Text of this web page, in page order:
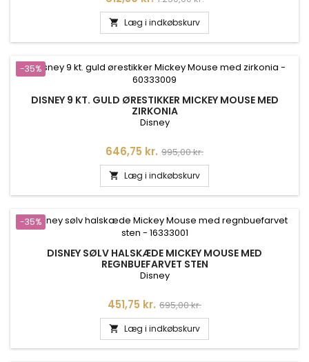
 Læg i indkøbskurv
-35%
DISNEY 9 KT. GULD ØRESTIKKER MICKEY MOUSE MED
ZIRKONIA
Disney
Pris
646,75 kr. Normalpris
995,00 kr.
 Læg i indkøbskurv
-35%
DISNEY SØLV HALSKÆDE MICKEY MOUSE MED
REGNBUEFARVET STEN
Disney
Pris
451,75 kr. Normalpris
695,00 kr.
 Læg i indkøbskurv